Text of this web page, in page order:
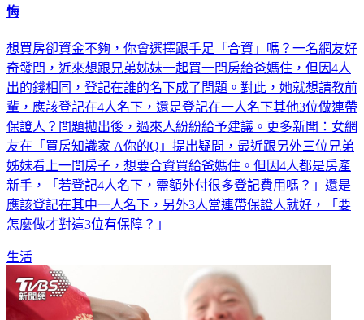
悔
想買房卻資金不夠，你會選擇跟手足「合資」嗎？一名網友好
奇發問，近來想跟兄弟姊妹一起買一間房給爸媽住，但因4人
出的錢相同，登記在誰的名下成了問題。對此，她就想請教前
輩，應該登記在4人名下，還是登記在一人名下其他3位做連帶
保證人？問題拋出後，過來人紛紛給予建議。更多新聞：女網
友在「買房知識家 A你的Q」提出疑問，最近跟另外三位兄弟
姊妹看上一間房子，想要合資買給爸媽住。但因4人都是房產
新手，「若登記4人名下，需額外付很多登記費用嗎？」還是
應該登記在其中一人名下，另外3人當連帶保證人就好，「要
怎麼做才對這3位有保障？」
生活